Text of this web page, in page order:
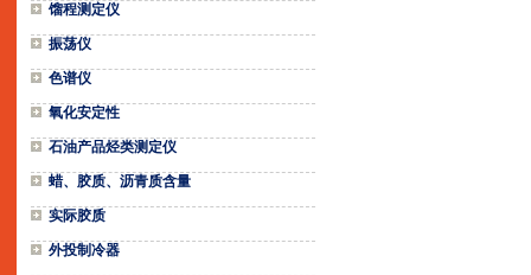
馏程测定仪
振荡仪
色谱仪
氧化安定性
石油产品烃类测定仪
蜡、胶质、沥青质含量
实际胶质
外投制冷器